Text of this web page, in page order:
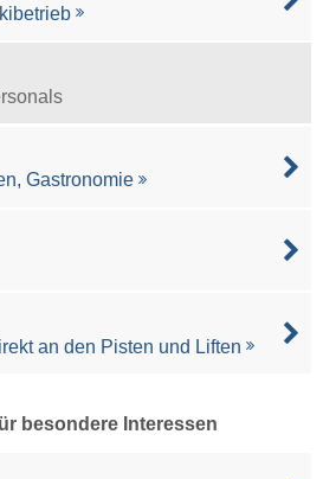
Gastronomie
an den Pisten und Liften
besondere Interessen